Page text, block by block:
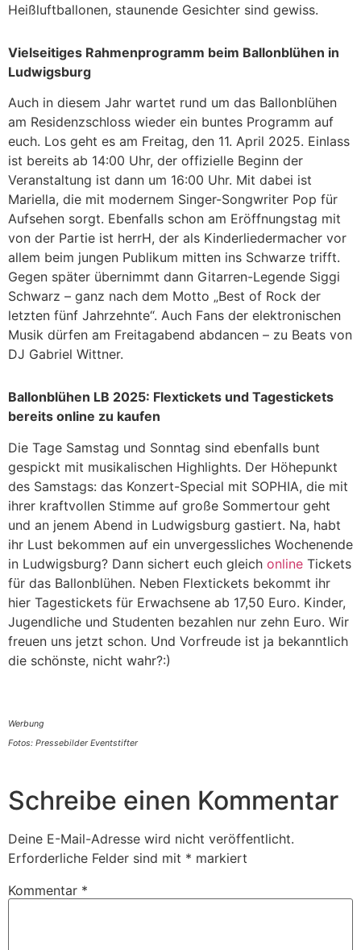
Heißluftballonen, staunende Gesichter sind gewiss.
Vielseitiges Rahmenprogramm beim Ballonblühen in
Ludwigsburg
Auch in diesem Jahr wartet rund um das Ballonblühen
am Residenzschloss wieder ein buntes Programm auf
euch. Los geht es am Freitag, den 11. April 2025. Einlass
ist bereits ab 14:00 Uhr, der offizielle Beginn der
Veranstaltung ist dann um 16:00 Uhr. Mit dabei ist
Mariella, die mit modernem Singer-Songwriter Pop für
Aufsehen sorgt. Ebenfalls schon am Eröffnungstag mit
von der Partie ist herrH, der als Kinderliedermacher vor
allem beim jungen Publikum mitten ins Schwarze trifft.
Gegen später übernimmt dann Gitarren-Legende Siggi
Schwarz – ganz nach dem Motto „Best of Rock der
letzten fünf Jahrzehnte“. Auch Fans der elektronischen
Musik dürfen am Freitagabend abdancen – zu Beats von
DJ Gabriel Wittner.
Ballonblühen LB 2025: Flextickets und Tagestickets
bereits online zu kaufen
Die Tage Samstag und Sonntag sind ebenfalls bunt
gespickt mit musikalischen Highlights. Der Höhepunkt
des Samstags: das Konzert-Special mit SOPHIA, die mit
ihrer kraftvollen Stimme auf große Sommertour geht
und an jenem Abend in Ludwigsburg gastiert. Na, habt
ihr Lust bekommen auf ein unvergessliches Wochenende
in Ludwigsburg? Dann sichert euch gleich online Tickets
für das Ballonblühen. Neben Flextickets bekommt ihr
hier Tagestickets für Erwachsene ab 17,50 Euro. Kinder,
Jugendliche und Studenten bezahlen nur zehn Euro. Wir
freuen uns jetzt schon. Und Vorfreude ist ja bekanntlich
die schönste, nicht wahr?:)
Werbung
Fotos: Pressebilder Eventstifter
Schreibe einen Kommentar
Deine E-Mail-Adresse wird nicht veröffentlicht.
Erforderliche Felder sind mit * markiert
Kommentar *